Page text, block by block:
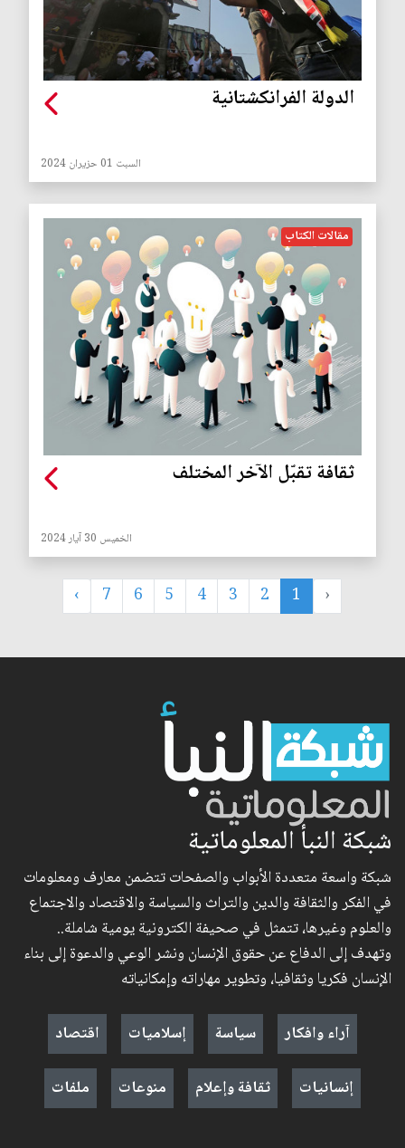
الدولة الفرانكشتانية
السبت 01 حزيران 2024
مقالات الكتاب
ثقافة تقبّل الآخر المختلف
الخميس 30 آيار 2024
‹
1
2
3
4
5
6
7
›
شبكة النبأ المعلوماتية
شبكة واسعة متعددة الأبواب والصفحات تتضمن معارف ومعلومات
في الفكر والثقافة والدين والتراث والسياسة والاقتصاد والاجتماع
والعلوم وغيرها، تتمثل في صحيفة الكترونية يومية شاملة..
وتهدف إلى الدفاع عن حقوق الإنسان ونشر الوعي والدعوة إلى بناء
الإنسان فكريا وثقافيا، وتطوير مهاراته وإمكانياته
آراء وافكار
سياسة إسلاميات
اقتصاد
إنسانيات
ثقافة وإعلام منوعات ملفات